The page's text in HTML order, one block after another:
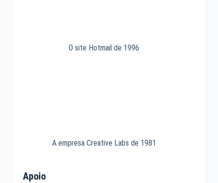
O site Hotmail de 1996
A empresa Creative Labs de 1981
Apoio